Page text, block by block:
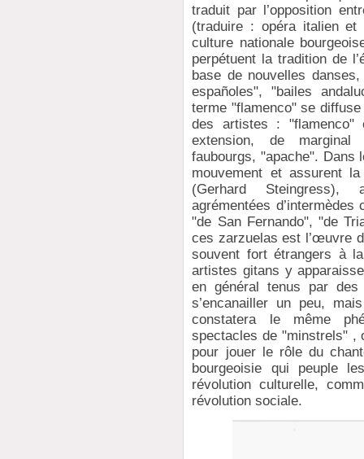
traduit par l’opposition
(traduire : opéra italien et
culture nationale
perpétuent la tradition de
base de nouvelles
españoles", "bailes
terme "flamenco" se diffuse
des artistes :
extension, de marginal
faubourgs, "apache". Dans
mouvement et assurent
(Gerhard Steingress),
agrémentées
"de San Fernando", "de
ces zarzuelas est l’œuvre
souvent fort étrangers à
artistes gitans y
en général tenus par
s’encanailler un peu,
constatera le même
spectacles de "minstrels" ,
pour jouer le rôle du
bourgeoisie qui peuple
révolution culturelle,
révolution sociale.